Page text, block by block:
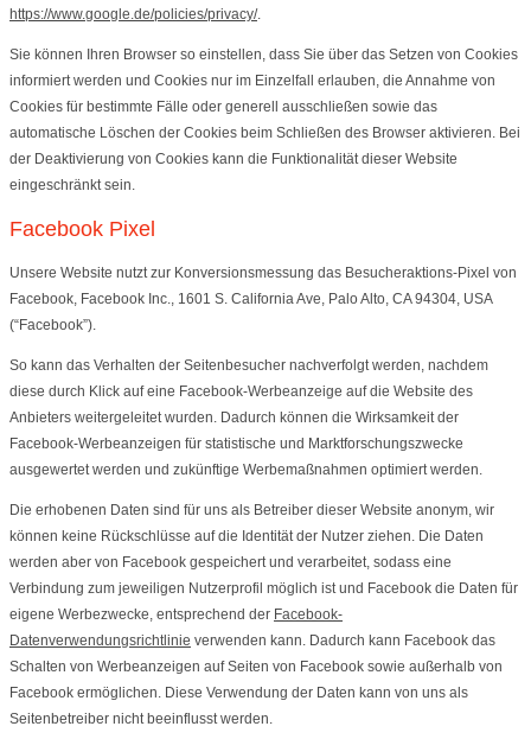
https://www.google.de/policies/privacy/.
Sie können Ihren Browser so einstellen, dass Sie über das Setzen von Cookies
informiert werden und Cookies nur im Einzelfall erlauben, die Annahme von
Cookies für bestimmte Fälle oder generell ausschließen sowie das
automatische Löschen der Cookies beim Schließen des Browser aktivieren. Bei
der Deaktivierung von Cookies kann die Funktionalität dieser Website
eingeschränkt sein.
Facebook Pixel
Unsere Website nutzt zur Konversionsmessung das Besucheraktions-Pixel von
Facebook, Facebook Inc., 1601 S. California Ave, Palo Alto, CA 94304, USA
(“Facebook”).
So kann das Verhalten der Seitenbesucher nachverfolgt werden, nachdem
diese durch Klick auf eine Facebook-Werbeanzeige auf die Website des
Anbieters weitergeleitet wurden. Dadurch können die Wirksamkeit der
Facebook-Werbeanzeigen für statistische und Marktforschungszwecke
ausgewertet werden und zukünftige Werbemaßnahmen optimiert werden.
Die erhobenen Daten sind für uns als Betreiber dieser Website anonym, wir
können keine Rückschlüsse auf die Identität der Nutzer ziehen. Die Daten
werden aber von Facebook gespeichert und verarbeitet, sodass eine
Verbindung zum jeweiligen Nutzerprofil möglich ist und Facebook die Daten für
eigene Werbezwecke, entsprechend der Facebook-
Datenverwendungsrichtlinie verwenden kann. Dadurch kann Facebook das
Schalten von Werbeanzeigen auf Seiten von Facebook sowie außerhalb von
Facebook ermöglichen. Diese Verwendung der Daten kann von uns als
Seitenbetreiber nicht beeinflusst werden.